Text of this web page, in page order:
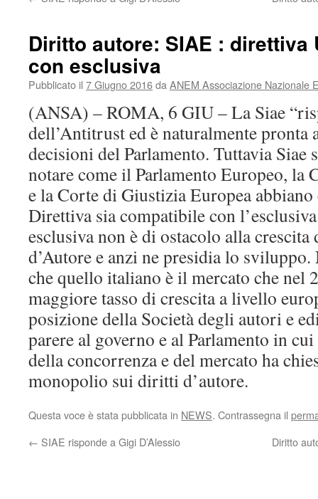
Diritto autore: SIAE : direttiva
con esclusiva
Pubblicato il 7 Giugno 2016da ANEM Associazione Nazionale
(ANSA) – ROMA, 6 GIU – La Siae
dell’Antitrust ed è naturalmente pronta
decisioni del Parlamento. Tuttavia Siae
notare come il Parlamento Europeo, la
e la Corte di Giustizia Europea
Direttiva sia compatibile con
esclusiva non è di ostacolo alla
d’Autore e anzi ne presidia lo
che quello italiano è il mercato che nel
maggiore tasso di crescita a livello
posizione della Società degli autori e
parere al governo e al Parlamento in
della concorrenza e del mercato ha
monopolio sui diritti d’autore.
Questa voce è stata pubblicata in NEWS. Contrassegna il
← SIAE risponde a Gigi D’Alessio Diritto